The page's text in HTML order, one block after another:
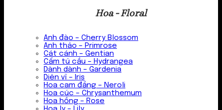
Hoa - Floral
Anh đào – Cherry Blossom
Anh thảo – Primrose
Cát cánh – Gentian
Cẩm tú cầu – Hydrangea
Dành dành – Gardenia
Diên vĩ – Iris
Hoa cam đắng – Neroli
Hoa cúc – Chrysanthemum
Hoa hồng – Rose